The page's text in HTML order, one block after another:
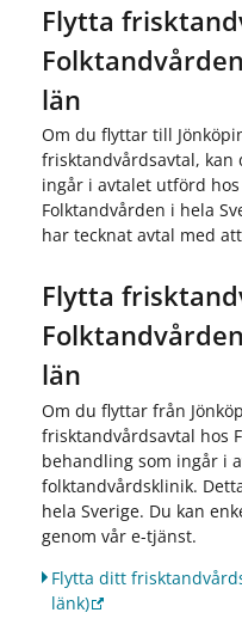
Flytta
län
Om du flyttar till
frisktandvårdsavtal,
ingår i avtalet utförd
Folktandvården i hela
har tecknat avtal med
Flytta
län
Om du flyttar från
frisktandvårdsavtal hos
behandling som ingår i
folktandvårdsklinik.
hela Sverige. Du kan
genom vår e-tjänst.
Flytta ditt
länk)